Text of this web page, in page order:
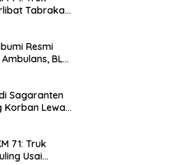
Tabrakan
Resmi
BLT
Sagaranten
Korban Lewat
71: Truk
Usai